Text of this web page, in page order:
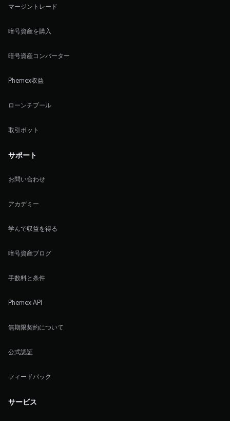
マージントレード
暗号資産を購入
暗号資産コンバーター
Phemex収益
ローンチプール
取引ボット
サポート
お問い合わせ
アカデミー
学んで収益を得る
暗号資産ブログ
手数料と条件
Phemex API
無期限契約について
公式認証
フィードバック
サービス